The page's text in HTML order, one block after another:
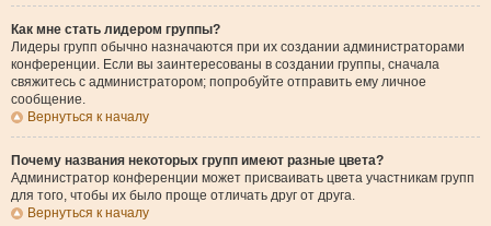
Как мне стать лидером группы?
Лидеры групп обычно назначаются при их создании администраторами
конференции. Если вы заинтересованы в создании группы, сначала
свяжитесь с администратором; попробуйте отправить ему личное
сообщение.
Вернуться к началу
Почему названия некоторых групп имеют разные цвета?
Администратор конференции может присваивать цвета участникам групп
для того, чтобы их было проще отличать друг от друга.
Вернуться к началу